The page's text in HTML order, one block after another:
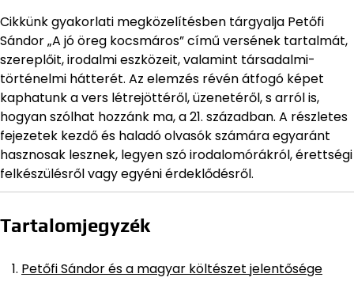
Cikkünk gyakorlati megközelítésben tárgyalja Petőfi
Sándor „A jó öreg kocsmáros” című versének tartalmát,
szereplőit, irodalmi eszközeit, valamint társadalmi-
történelmi hátterét. Az elemzés révén átfogó képet
kaphatunk a vers létrejöttéről, üzenetéről, s arról is,
hogyan szólhat hozzánk ma, a 21. században. A részletes
fejezetek kezdő és haladó olvasók számára egyaránt
hasznosak lesznek, legyen szó irodalomórákról, érettségi
felkészülésről vagy egyéni érdeklődésről.
Tartalomjegyzék
Petőfi Sándor és a magyar költészet jelentősége